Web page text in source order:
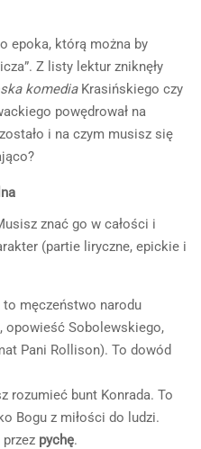
epoka, którą można by
Z listy lektur zniknęły
komediaKrasińskiego czy
powędrował na
i na czym musisz się
znać go w całości i
(partie liryczne, epickie i
to męczeństwo narodu
opowieść Sobolewskiego,
Pani Rollison). To dowód
rozumieć bunt Konrada. To
Bogu z miłości do ludzi.
pychę.